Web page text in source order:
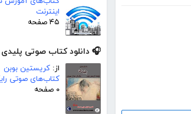
اینترنت
۴۵ صفحه
🎧 دانلود کتاب صوتی پلیدی
از: کریستین بوبن
کتاب‌های صوتی
۰ صفحه